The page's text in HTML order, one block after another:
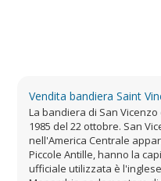
Vendita bandiera Saint
La bandiera di San
1985 del 22 ottobre. San
nell'America Centrale
Piccole Antille, hanno la
ufficiale utilizzata è